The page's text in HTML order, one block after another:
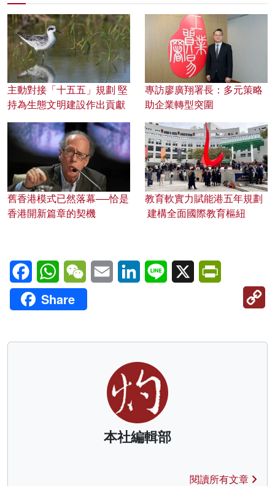
主動對接「十五五」規劃 堅
持為生態文明建設作出貢獻
專訪廖廣翔署長：多元策略
助企業轉型突圍
舊香港模式已然落幕──恰是
香港開新篇章的契機
教育軟實力賦能港五年規劃
建構全面國際教育樞紐
FacebookWhatsAppWeChatEmail LinkedInLine X
Share
本社編輯部
閱讀所有文章